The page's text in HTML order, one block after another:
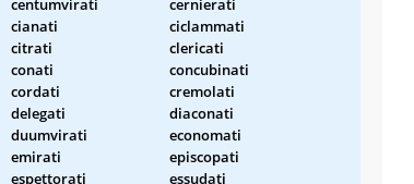
cianati
ciclammati
citrati
clericati
conati
concubinati
cordati
cremolati
delegati
diaconati
duumvirati
economati
emirati
episcopati
espettorati
essudati